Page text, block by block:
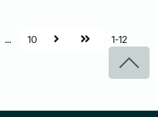
... 10 1-12